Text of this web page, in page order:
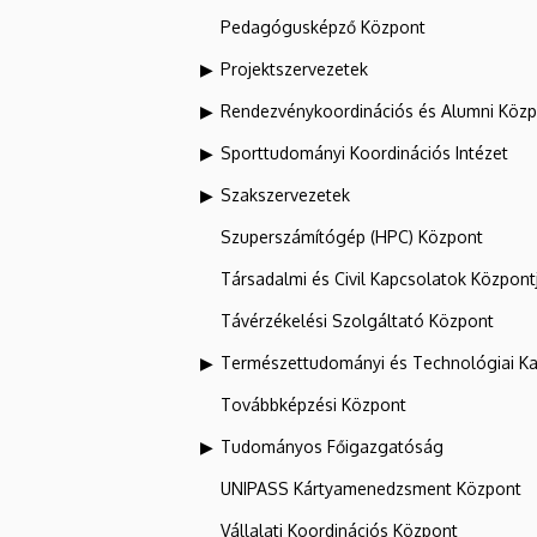
Pedagógusképző Központ
Projektszervezetek
Rendezvénykoordinációs és Alumni
Sporttudományi Koordinációs Intézet
Szakszervezetek
Szuperszámítógép (HPC) Központ
Társadalmi és Civil Kapcsolatok
Távérzékelési Szolgáltató Központ
Természettudományi és Technológiai
Továbbképzési Központ
Tudományos Főigazgatóság
UNIPASS Kártyamenedzsment Központ
Vállalati Koordinációs Központ